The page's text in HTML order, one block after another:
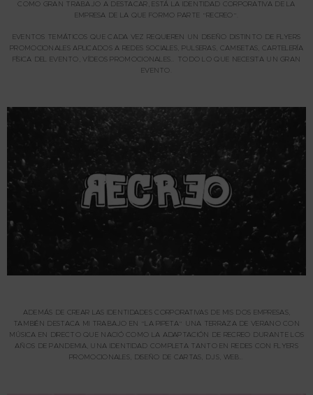
COMO GRAN TRABAJO A DESTACAR, ESTÁ LA IDENTIDAD CORPORATIVA DE LA
EMPRESA DE LA QUE FORMO PARTE “RECREO”.
EVENTOS TEMÁTICOS QUE CADA VEZ REQUIEREN UN DISEÑO DISTINTO DE FLYERS
PROMOCIONALES APLICADOS A REDES SOCIALES, PULSERAS, CAMISETAS, CARTELERÍA
FÍSICA DEL EVENTO, VÍDEOS PROMOCIONALES… TODO LO QUE NECESITA UN GRAN
EVENTO.
ADEMÁS DE CREAR LAS IDENTIDADES CORPORATIVAS DE MIS DOS EMPRESAS,
TAMBIÉN DESTACA MI TRABAJO EN “LA PIPETA” UNA TERRAZA DE VERANO CON
MÚSICA EN DIRECTO QUE NACIÓ COMO LA ADAPTACIÓN DE RECREO DURANTE LOS
AÑOS DE PANDEMIA, UNA IDENTIDAD COMPLETA TANTO EN REDES CON FLYERS
PROMOCIONALES, DISEÑO DE CARTAS, DJS, WEB…